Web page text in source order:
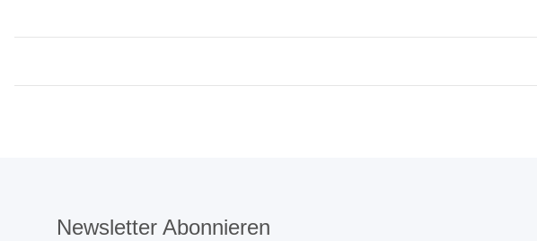
Newsletter Abonnieren